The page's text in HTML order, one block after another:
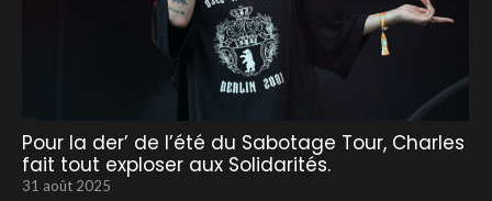
Pour la der’ de l’été du Sabotage Tour, Charles
fait tout exploser aux Solidarités.
31 août 2025